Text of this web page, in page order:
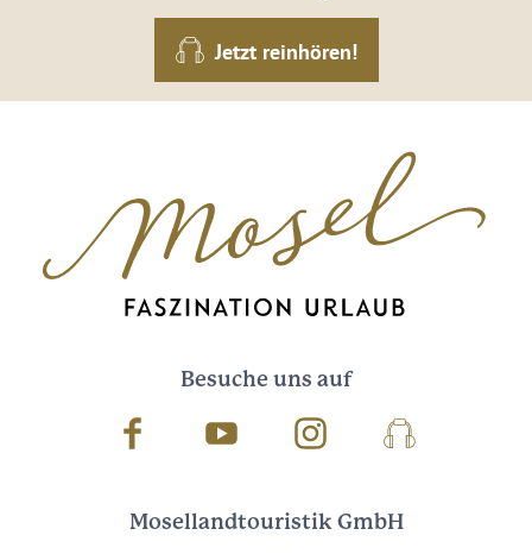
Jetzt reinhören!
Besuche uns auf
Facebook Youtube InstagramPodcast
Mosellandtouristik GmbH